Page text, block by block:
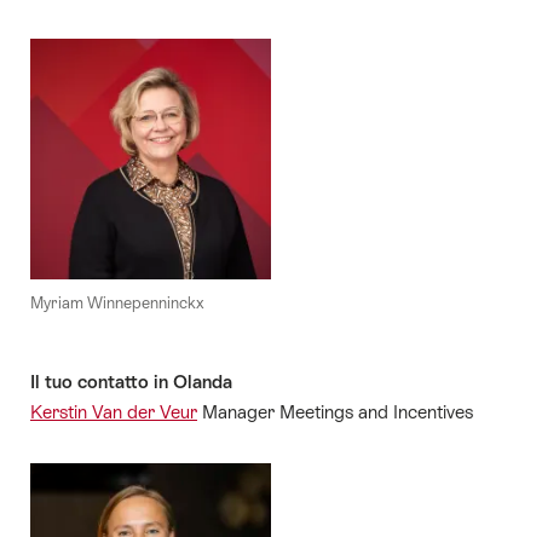
Myriam Winnepenninckx
Il tuo contatto in Olanda
Kerstin Van der Veur Manager Meetings and Incentives